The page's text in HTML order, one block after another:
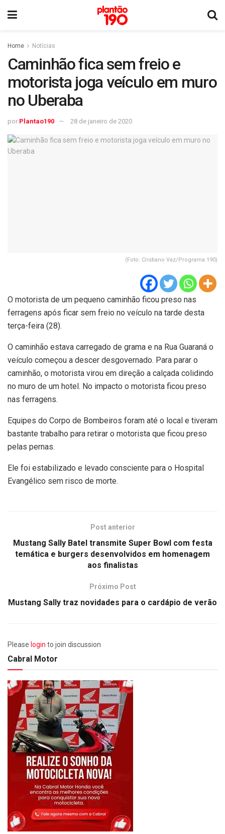
Home Notícias
Caminhão fica sem freio e
motorista joga veículo em muro
no Uberaba
por Plantao190 28 de janeiro de 2020
(Foto: Cristiano Vaz/Programa 190)
O motorista de um pequeno caminhão ficou preso nas
ferragens após ficar sem freio no veículo na tarde desta
terça-feira (28).
O caminhão estava carregado de grama e na Rua Guaraná o
veículo começou a descer desgovernado. Para parar o
caminhão, o motorista virou em direção a calçada colidindo
no muro de um hotel. No impacto o motorista ficou preso
nas ferragens.
Equipes do Corpo de Bombeiros foram até o local e tiveram
bastante trabalho para retirar o motorista que ficou preso
pelas pernas.
Ele foi estabilizado e levado consciente para o Hospital
Evangélico sem risco de morte.
Post anterior
Mustang Sally Batel transmite Super Bowl com festa
temática e burgers desenvolvidos em homenagem
aos finalistas
Próximo Post
Mustang Sally traz novidades para o cardápio de verão
Please login to join discussion
Cabral Motor